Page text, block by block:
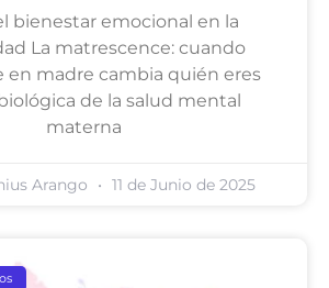
bienestar emocional en la
La matrescence: cuando
en madre cambia quién eres
de la salud mental
materna
Arango 11 de Junio de 2025